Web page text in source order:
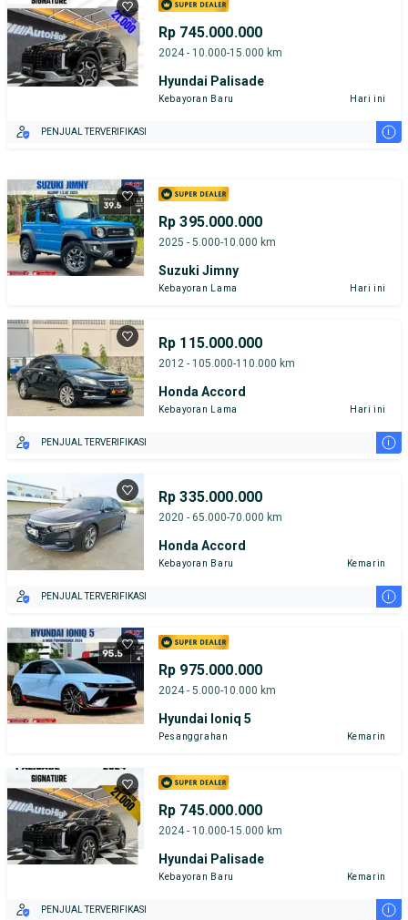
Rp 745.000.000
2024 - 10.000-15.000 km
Hyundai Palisade
Kebayoran Baru Hari ini
PENJUAL TERVERIFIKASI i
Rp 395.000.000
2025 - 5.000-10.000 km
Suzuki Jimny
Kebayoran Lama Hari ini
Rp 115.000.000
2012 - 105.000-110.000 km
Honda Accord
Kebayoran Lama Hari ini
PENJUAL TERVERIFIKASI i
Rp 335.000.000
2020 - 65.000-70.000 km
Honda Accord
Kebayoran Baru Kemarin
PENJUAL TERVERIFIKASI i
Rp 975.000.000
2024 - 5.000-10.000 km
Hyundai Ioniq 5
Pesanggrahan Kemarin
Rp 745.000.000
2024 - 10.000-15.000 km
Hyundai Palisade
Kebayoran Baru Kemarin
PENJUAL TERVERIFIKASI i